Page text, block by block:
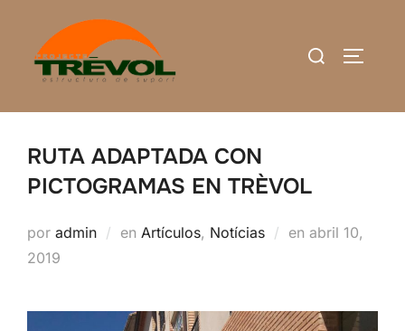
contenido
Buscar:
RUTA ADAPTADA CON
PICTOGRAMAS EN TRÈVOL
por admin en Artículos, Notícias en Publicado
abril 10,
2019